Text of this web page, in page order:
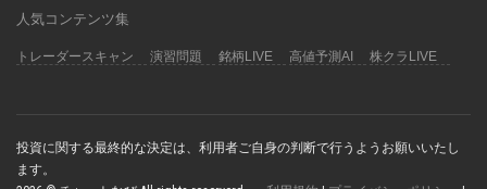
人気コンテンツ集
トレーダースキャン 演習問題 銘柄LIVE 高値予測AI 株クラLIVE
投資に関する最終的な決定は、利用者ご自身の判断で行うようお願いいたし
ます。